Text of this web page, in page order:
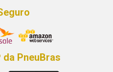
da PneuBras